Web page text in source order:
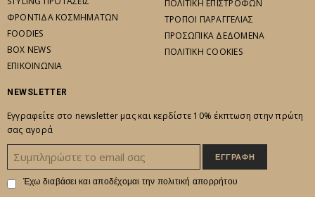
ΦΡΟΝΤΙΔΑ ΚΟΣΜΗΜΑΤΩΝ
FOODIES
BOX NEWS
ΕΠΙΚΟΙΝΩΝΙΑ
ΠΟΛΙΤΙΚΗ ΕΠΙΣΤΡΟΦΩΝ
ΤΡΟΠΟΙ ΠΑΡΑΓΓΕΛΙΑΣ
ΠΡΟΣΩΠΙΚΑ ΔΕΔΟΜΕΝΑ
ΠΟΛΙΤΙΚΗ COOKIES
NEWSLETTER
Εγγραφείτε στο newsletter μας και κερδίστε 10% έκπτωση στην πρώτη
σας αγορά
Έχω διαβάσει και αποδέχομαι την πολιτική απορρήτου